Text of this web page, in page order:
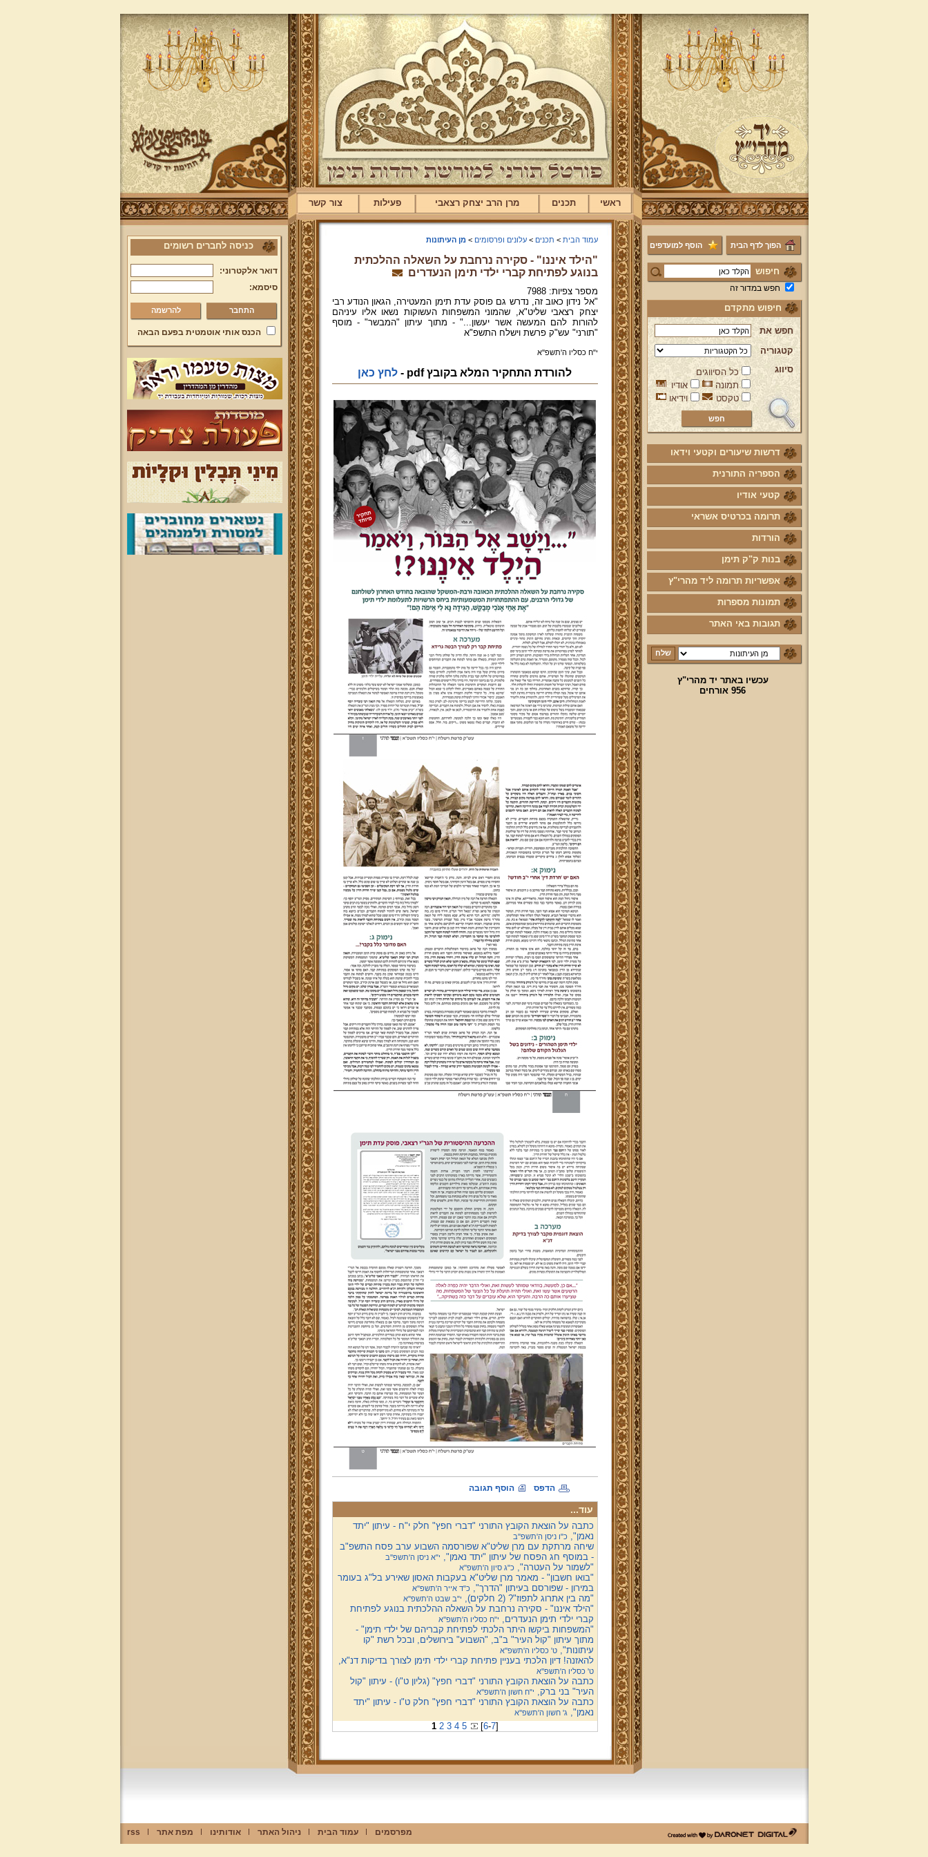
ראשי תכנים מרן הרב יצחק רצאבי פעילות צור קשר
הפוך לדף הבית הוסף למועדפים
חיפוש
חפש במדור זה
חיפוש מתקדם
חפש את
קטגוריה
סיווג
כל הסיווגים
תמונה
אודיו
טקסט
וידיאו
דרשות שיעורים וקטעי וידאו
הספריה התורנית
קטעי אודיו
תרומה בכרטיס אשראי
הורדות
בנות ק"ק תימן
אפשריות תרומה ליד מהרי"ץ
תמונות מספרות
תגובות באי האתר
עכשיו באתר יד מהרי"ץ
956 אורחים
עמוד הבית > תכנים >עלונים ופרסומים >מן העיתונות
"הילד איננו" - סקירה נרחבת על השאלה ההלכתית
בנוגע לפתיחת קברי ילדי תימן הנעדרים
מספר צפיות: 7988
"אל נידון כאוב זה, נדרש גם פוסק עדת תימן המעטירה, הגאון הנודע רבי
יצחק רצאבי שליט"א, שהמוני המשפחות העשוקות נשאו אליו עיניהם
להורות להם המעשה אשר יעשון..." - מתוך עיתון "המבשר" - מוסף
"תורני" עש"ק פרשת וישלח התשפ"א
י"ח כסליו ה'תשפ''א
להורדת התחקיר המלא בקובץ pdf - לחץ כאן
הדפס הוסף תגובה
עוד...
כתבה על הוצאת הקובץ התורני "דברי חפץ" חלק י"ח - עיתון "יתד
נאמן",כ"ו ניסן ה'תשפ''ב
שיחה מרתקת עם מרן שליט"א שפורסמה השבוע ערב פסח התשפ"ב
- במוסף חג הפסח של עיתון "יתד נאמן", י"א ניסן ה'תשפ''ב
"לשמור על העטרה",כ"ג סיון ה'תשפ''א
"בואו חשבון" - מאמר מרן שליט"א בעקבות האסון שאירע בל"ג בעומר
במירון - שפורסם בעיתון "הדרך",כ"ד אייר ה'תשפ''א
"מה בין אתרוג לתפוז"? (2 חלקים), י"ב שבט ה'תשפ''א
"הילד איננו" - סקירה נרחבת על השאלה ההלכתית בנוגע לפתיחת
קברי ילדי תימן הנעדרים, י"ח כסליו ה'תשפ''א
"המשפחות ביקשו היתר הלכתי לפתיחת קבריהם של ילדי תימן" -
מתוך עיתון "קול העיר" ב"ב, "השבוע" בירושלים, ובכל רשת "קו
עיתונות",ט' כסליו ה'תשפ''א
להאזנה! דיון הלכתי בעניין פתיחת קברי ילדי תימן לצורך בדיקות דנ"א,
ט' כסליו ה'תשפ''א
כתבה על הוצאת הקובץ התורני "דברי חפץ" (גליון ט"ו) - עיתון "קול
העיר" בני ברק, י"ח חשון ה'תשפ''א
כתבה על הוצאת הקובץ התורני "דברי חפץ" חלק ט"ו - עיתון "יתד
נאמן",ג' חשון ה'תשפ''א
1 2 3 4 5 [6-7]
כניסה לחברים רשומים
דואר אלקטרוני:
סיסמא:
להרשמה
הכנס אותי אוטמטית בפעם הבאה
דרונט
דיגיטל
מפרסמים עמוד הבית ניהול האתר אודותינו מפת אתר rss